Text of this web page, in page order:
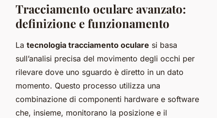
Tracciamento oculare avanzato:
definizione e funzionamento
La tecnologia tracciamento oculare si basa
sull’analisi precisa del movimento degli occhi per
rilevare dove uno sguardo è diretto in un dato
momento. Questo processo utilizza una
combinazione di componenti hardware e software
che, insieme, monitorano la posizione e il